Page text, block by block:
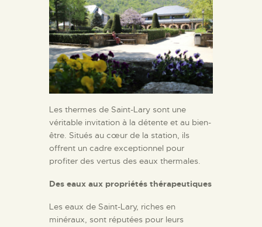
Les thermes de Saint-Lary sont une
véritable invitation à la détente et au bien-
être. Situés au cœur de la station, ils
offrent un cadre exceptionnel pour
profiter des vertus des eaux thermales.
Des eaux aux propriétés thérapeutiques
Les eaux de Saint-Lary, riches en
minéraux, sont réputées pour leurs